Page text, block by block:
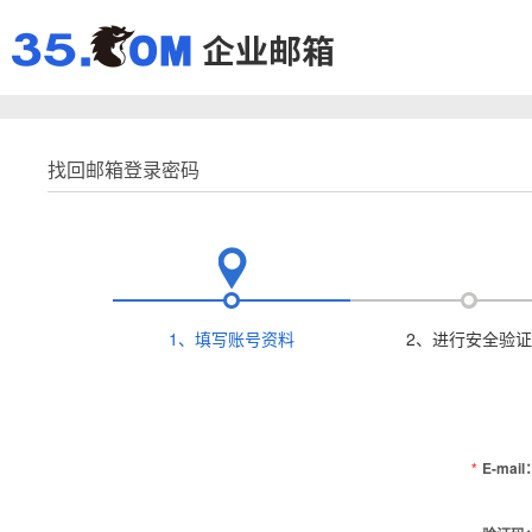
找回邮箱登录密码
1、填写账号资料 2、进行安全验证
* E-mail